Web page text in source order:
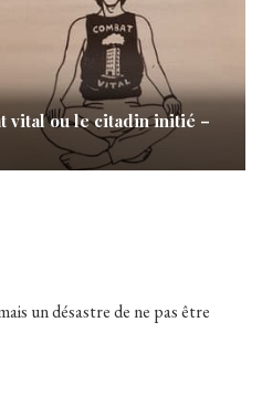
vital ou le citadin initié –
un désastre de ne pas être